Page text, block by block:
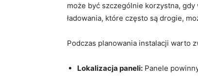
może być szczególnie korzystna,⁤
ładowania, które często są ⁢drogie,
Podczas planowania instalacji warto
Lokalizacja‌ paneli: Panele